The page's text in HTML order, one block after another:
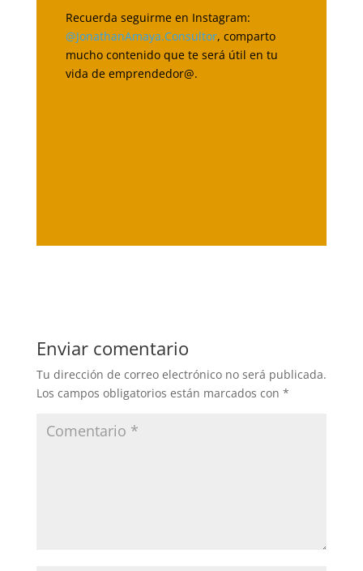
Recuerda seguirme en Instagram:
@JonathanAmaya.Consultor, comparto
mucho contenido que te será útil en tu
vida de emprendedor@.
Enviar comentario
Tu dirección de correo electrónico no será publicada.
Los campos obligatorios están marcados con *